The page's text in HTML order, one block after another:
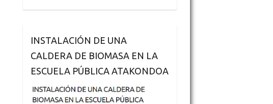
INSTALACIÓN DE UNA
CALDERA DE BIOMASA EN LA
ESCUELA PÚBLICA ATAKONDOA